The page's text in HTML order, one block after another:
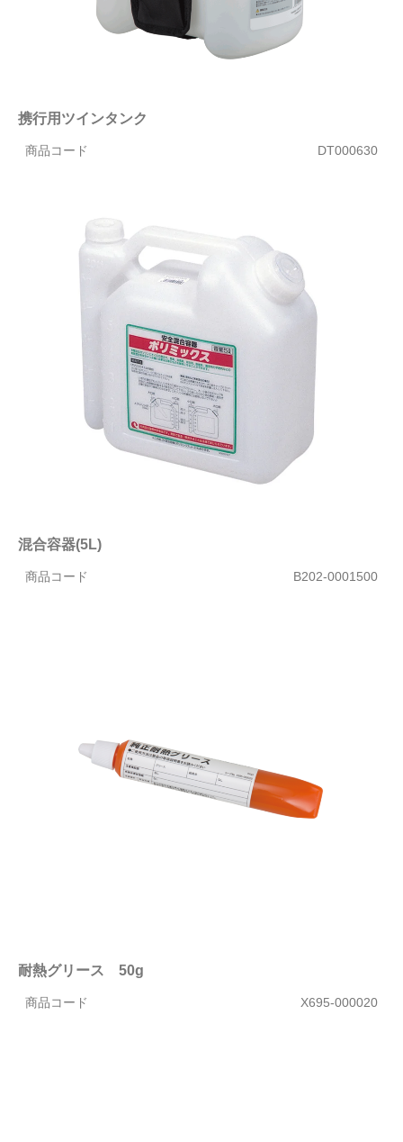
携行用ツインタンク
商品コード DT000630
混合容器(5L)
商品コード B202-0001500
耐熱グリース 50g
商品コード X695-000020